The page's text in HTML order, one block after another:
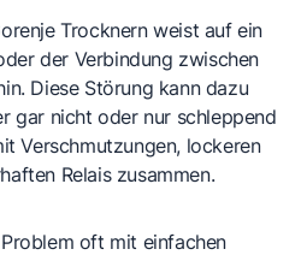
Trocknern weist auf ein
der Verbindung zwischen
Diese Störung kann dazu
gar nicht oder nur schleppend
Verschmutzungen, lockeren
Relais zusammen.
oft mit einfachen